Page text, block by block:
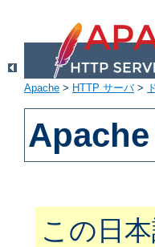
Apache > HTTP サーバ>
この日